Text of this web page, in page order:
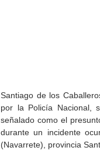
Santiago de los
por la Policía Nacional,
señalado como el
durante un incidente
(Navarrete), provincia